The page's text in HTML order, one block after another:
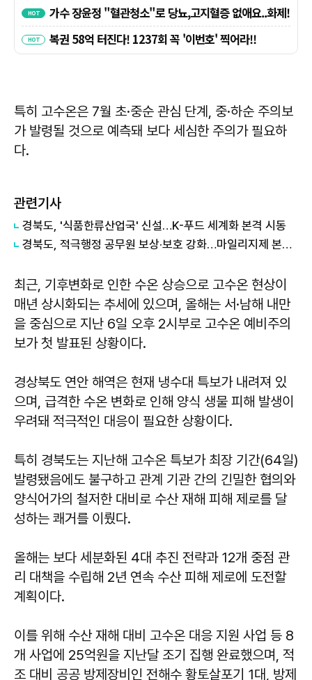
특히 고수온은 7월 초·중순 관심 단계, 중·하순 주의보
가 발령될 것으로 예측돼 보다 세심한 주의가 필요하
다.
관련기사
경북도, '식품한류산업국' 신설…K-푸드 세계화 본격 시동
경북도, 적극행정 공무원 보상·보호 강화…마일리지제 본격 운영
최근, 기후변화로 인한 수온 상승으로 고수온 현상이
매년 상시화되는 추세에 있으며, 올해는 서·남해 내만
을 중심으로 지난 6일 오후 2시부로 고수온 예비주의
보가 첫 발표된 상황이다.
경상북도 연안 해역은 현재 냉수대 특보가 내려져 있
으며, 급격한 수온 변화로 인해 양식 생물 피해 발생이
우려돼 적극적인 대응이 필요한 상황이다.
특히 경북도는 지난해 고수온 특보가 최장 기간(64일)
발령됐음에도 불구하고 관계 기관 간의 긴밀한 협의와
양식어가의 철저한 대비로 수산 재해 피해 제로를 달
성하는 쾌거를 이뤘다.
올해는 보다 세분화된 4대 추진 전략과 12개 중점 관
리 대책을 수립해 2년 연속 수산 피해 제로에 도전할
계획이다.
이를 위해 수산 재해 대비 고수온 대응 지원 사업 등 8
개 사업에 25억원을 지난달 조기 집행 완료했으며, 적
조 대비 공공 방제장비인 전해수 황토살포기 1대, 방제